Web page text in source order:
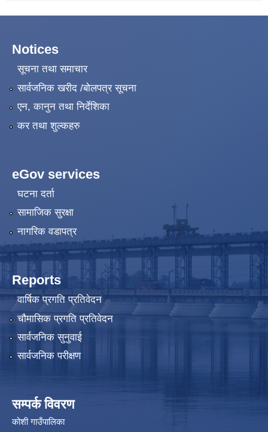
Notices
सूचना तथा समाचार
सार्वजनिक खरीद /बोलपत्र सूचना
एन, कानुन तथा निर्देशिका
कर तथा शुल्कहरु
eGov services
घटना दर्ता
सामाजिक सुरक्षा
नागरिक वडापत्र
Reports
वार्षिक प्रगति प्रतिवेदन
चौमासिक प्रगति प्रतिवेदन
सार्वजनिक सुनुवाई
सार्वजनिक परीक्षण
सम्पर्क विवरण
कोशी गाउँपालिका